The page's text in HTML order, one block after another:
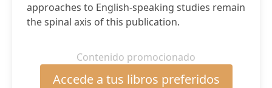
approaches to English-speaking studies remain
the spinal axis of this publication.
Contenido promocionado
Accede a tus libros preferidos